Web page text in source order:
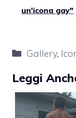
un'icona gay"
Categorie
Gallery,
Leggi